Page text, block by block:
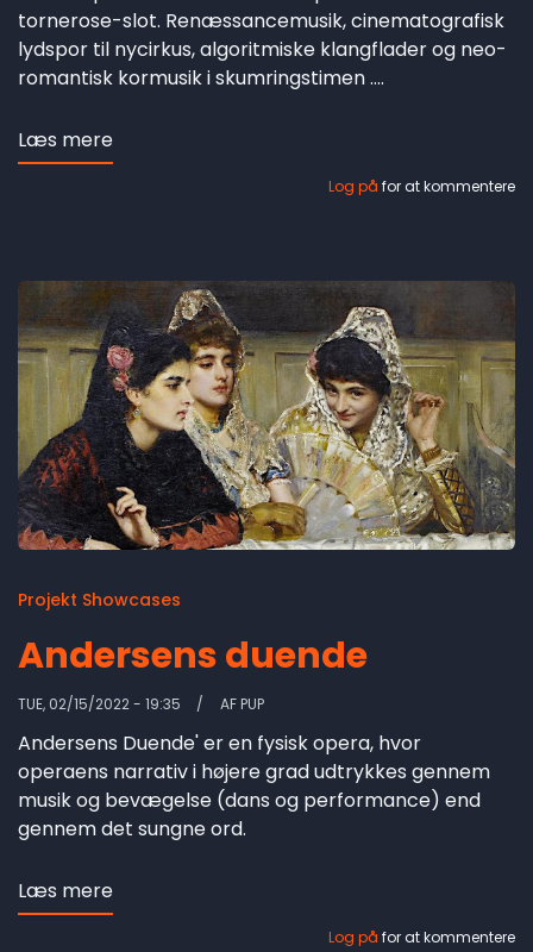
tornerose-slot. Renæssancemusik, cinematografisk
lydspor til nycirkus, algoritmiske klangflader og neo-
romantisk kormusik i skumringstimen ....
Læs mere
Log på for at kommentere
Projekt Showcases
Andersens duende
TUE, 02/15/2022 - 19:35 AFPUP
Andersens Duende' er en fysisk opera, hvor
operaens narrativ i højere grad udtrykkes gennem
musik og bevægelse (dans og performance) end
gennem det sungne ord.
Læs mere
Log på for at kommentere